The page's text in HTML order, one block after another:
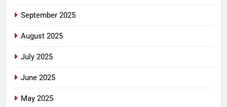
September 2025
August 2025
July 2025
June 2025
May 2025